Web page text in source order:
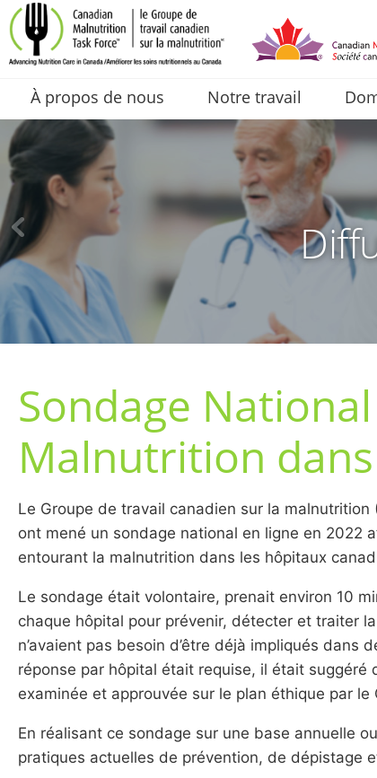
À propos de nous Notre travail
Sondage
Malnutrition
Le Groupe de travail canadien sur la
ont mené un sondage national en ligne en 2022
entourant la malnutrition dans les hôpitaux
Le sondage était volontaire, prenait environ 10
chaque hôpital pour prévenir, détecter et traiter
n’avaient pas besoin d’être déjà impliqués
réponse par hôpital était requise, il était suggéré
examinée et approuvée sur le plan éthique par le
En réalisant ce sondage sur une base annuelle
pratiques actuelles de prévention, de dépistage